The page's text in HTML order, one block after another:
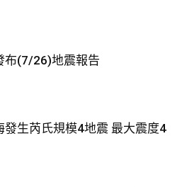
布(7/26)地震報告
發生芮氏規模4地震 最大震度4